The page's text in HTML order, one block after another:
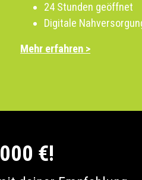
24 Stunden geöffnet
Digitale
Mehr erfahren >
€!